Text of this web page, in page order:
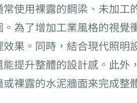
使用裸露的鋼梁、未加工
為了增加工業風格的視覺
果。同時，結合現代照明
提升整體的設計感。此外
裸露的水泥牆面來完成整